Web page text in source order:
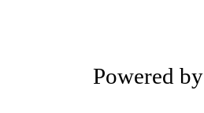
Powered by